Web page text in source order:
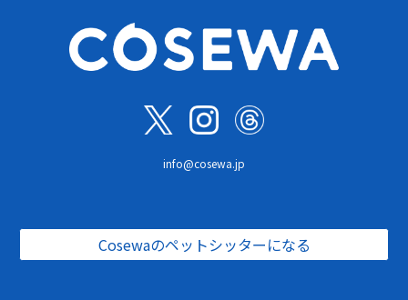
info@cosewa.jp
Cosewaのペットシッターになる